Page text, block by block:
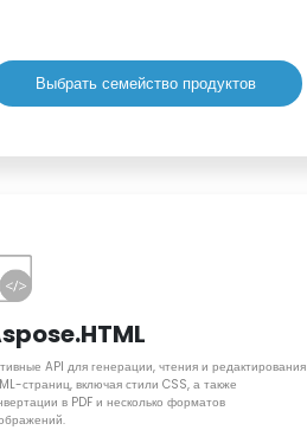
Выбрать семейство продуктов
API для генерации, чтения и редактирования
страниц, включая стили CSS, а также
в PDF и несколько форматов